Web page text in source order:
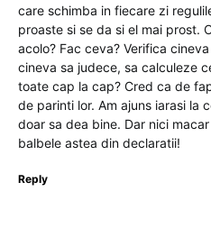
care schimba in fiecare zi
proaste si se da si el mai prost.
acolo? Fac ceva? Verifica
cineva sa judece, sa calculeze
toate cap la cap? Cred ca de
de parinti lor. Am ajuns iarasi la
doar sa dea bine. Dar nici
balbele astea din declaratii!
Reply